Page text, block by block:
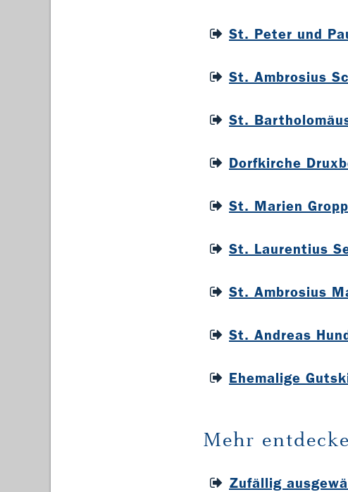
St. Peter und
St. Ambrosius
St.
Dorfkirche
St. Marien
St. Laurentius
St. Ambrosius
St. Andreas
Ehemalige
Mehr
Zufällig